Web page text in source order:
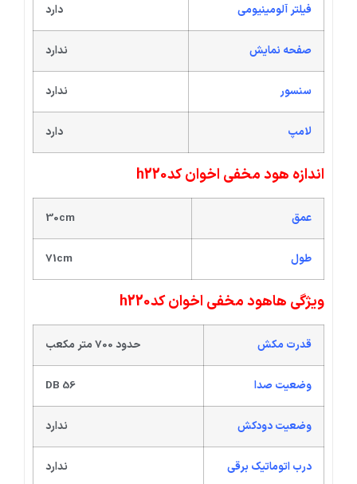
فیلتر آلومینیومی دارد
صفحه نمایش ندارد
سنسور ندارد
لامپ دارد
اندازه هود مخفی اخوان کدh220
عمق 30cm
طول 71cm
ویژگی هاهود مخفی اخوان کدh220
قدرت مکش حدود 700 متر مکعب
وضعیت صدا 56 DB
وضعیت دودکش ندارد
درب اتوماتیک برقی ندارد